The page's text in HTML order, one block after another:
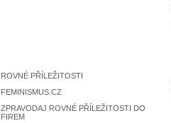
ROVNÉ PŘÍLEŽITOSTI
FEMINISMUS.CZ
ZPRAVODAJ ROVNÉ PŘÍLEŽITOSTI DO
FIREM